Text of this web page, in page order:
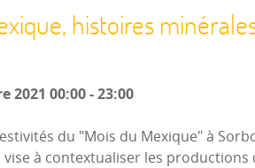
histoires
2021 00:00-23:00
du "Mois du Mexique" à
à contextualiser les